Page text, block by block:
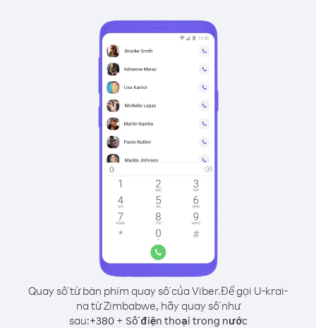
Quay số từ bàn phím quay số của Viber.Để gọi U-krai-
na từ Zimbabwe, hãy quay số như
sau:+380+ Số điện thoại trong nước